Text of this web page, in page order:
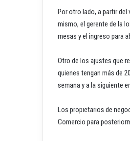
Por otro lado, a partir del
mismo, el gerente de la
mesas y el ingreso para
Otro de los ajustes que
quienes tengan más de
semana y a la siguiente
Los propietarios de
Comercio para